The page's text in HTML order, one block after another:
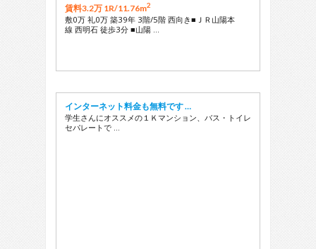
賃料3.2万 1R/11.76m2
敷0万 礼0万 築39年 3階/5階 西向き■ＪＲ山陽本
線 西明石 徒歩3分 ■山陽 …
インターネット料金も無料です …
学生さんにオススメの１Ｋマンション、バス・トイレ
セパレートで …